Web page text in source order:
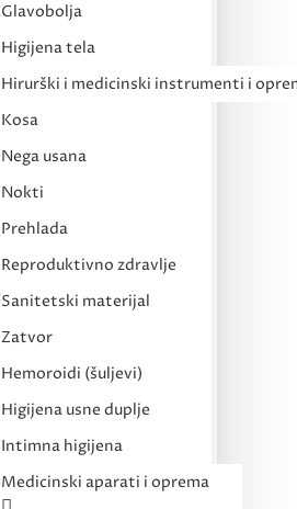
Glavobolja
Higijena tela
Hirurški i medicinski instrumenti i
Kosa
Nega usana
Nokti
Prehlada
Reproduktivno zdravlje
Sanitetski materijal
Zatvor
Hemoroidi (šuljevi)
Higijena usne duplje
Intimna higijena
Medicinski aparati i oprema